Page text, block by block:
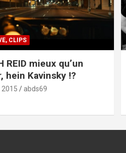
CLIPS
REID mieux qu’un
hein Kavinsky !?
abds69